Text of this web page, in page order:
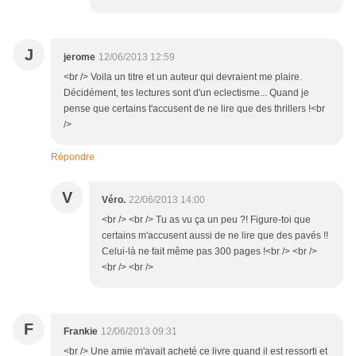
J jerome 12/06/2013 12:59
<br /> Voila un titre et un auteur qui devraient me plaire.
Décidément, tes lectures sont d'un eclectisme... Quand je
pense que certains t'accusent de ne lire que des thrillers !<br
/>
Répondre
V Véro. 22/06/2013 14:00
<br /> <br /> Tu as vu ça un peu ?! Figure-toi que
certains m'accusent aussi de ne lire que des pavés !!
Celui-là ne fait même pas 300 pages !<br /> <br />
<br /> <br />
F Frankie 12/06/2013 09:31
<br /> Une amie m'avait acheté ce livre quand il est ressorti et